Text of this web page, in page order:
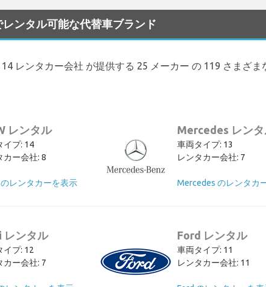
ンタル可能な代替車ブランド
レンタカー会社 が提供する 25 メーカー の 119 さまざま
レンタル
イプ: 14
カー会社: 8
レンタカーを表示
Mercedes レン
車両タイプ: 13
レンタカー会社: 7
レンタル
イプ: 12
カー会社: 7
Ford レンタル
車両タイプ: 11
レンタカー会社: 11